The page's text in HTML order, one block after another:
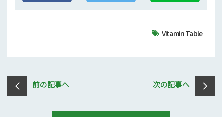
Vitamin Table
前の記事へ 次の記事へ